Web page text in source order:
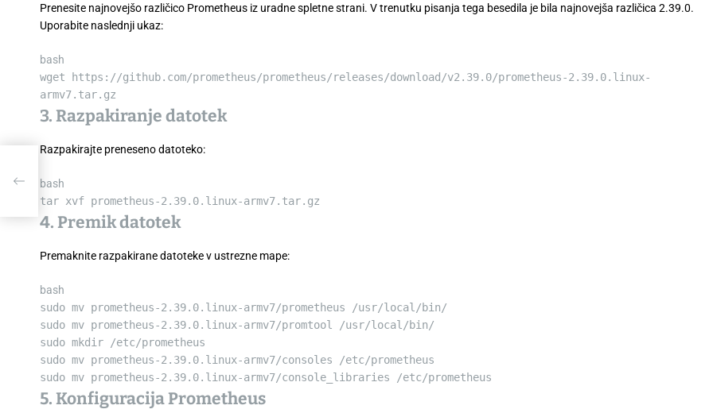
Prenesite najnovejšo različico Prometheus iz uradne spletne strani. V trenutku pisanja tega besedila je bila najnovejša različica 2.39.0.
Uporabite naslednji ukaz:
bash
wget https://github.com/prometheus/prometheus/releases/download/v2.39.0/prometheus-2.39.0.linux-
armv7.tar.gz
3. Razpakiranje datotek
Razpakirajte preneseno datoteko:
bash
tar xvf prometheus-2.39.0.linux-armv7.tar.gz
4. Premik datotek
Premaknite razpakirane datoteke v ustrezne mape:
bash
sudo mv prometheus-2.39.0.linux-armv7/prometheus /usr/local/bin/
sudo mv prometheus-2.39.0.linux-armv7/promtool /usr/local/bin/
sudo mkdir /etc/prometheus
sudo mv prometheus-2.39.0.linux-armv7/consoles /etc/prometheus
sudo mv prometheus-2.39.0.linux-armv7/console_libraries /etc/prometheus
5. Konfiguracija Prometheus